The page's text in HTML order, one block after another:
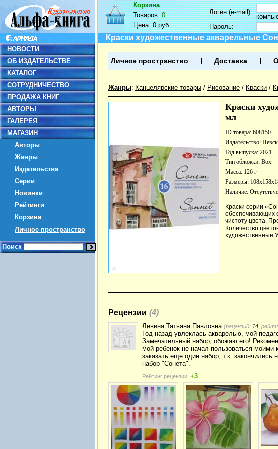
НОВОСТИ
ОБ ИЗДАТЕЛЬСТВЕ
КАТАЛОГ
СОТРУДНИЧЕСТВО
ПРОДАЖА КНИГ
АВТОРЫ
ГАЛЕРЕЯ
МАГАЗИН
Авторы
Жанры
Издательства
Серии
Новинки
Рейтинги
Корзина
Личное пространство
Поиск
Корзина
Товаров:0
Цена:0 руб.
Логин (e-mail):
Пароль:
Краски художественные акварельные
Личное пространство Доставка
Жанры: Канцелярские товары / Рисование / Краски /
Краски
мл
ID товара: 608150
Издательство:
Год выпуска: 2021
Тип обложки: Box
Масса: 126 г
Размеры:
Наличие:
Краски серии
обеспечивающих
чистоту цвета.
Количество
художественные
Рецензии (4)
Левина Татьяна Павловна (рецензий: 14 ,
Год назад увлеклась акварелью, мой
Замечательный набор, обожаю его!
мой ребенок не начал пользоваться
заказать еще один набор, т.к.
набор "Сонета".
Рейтинг рецензии: +3